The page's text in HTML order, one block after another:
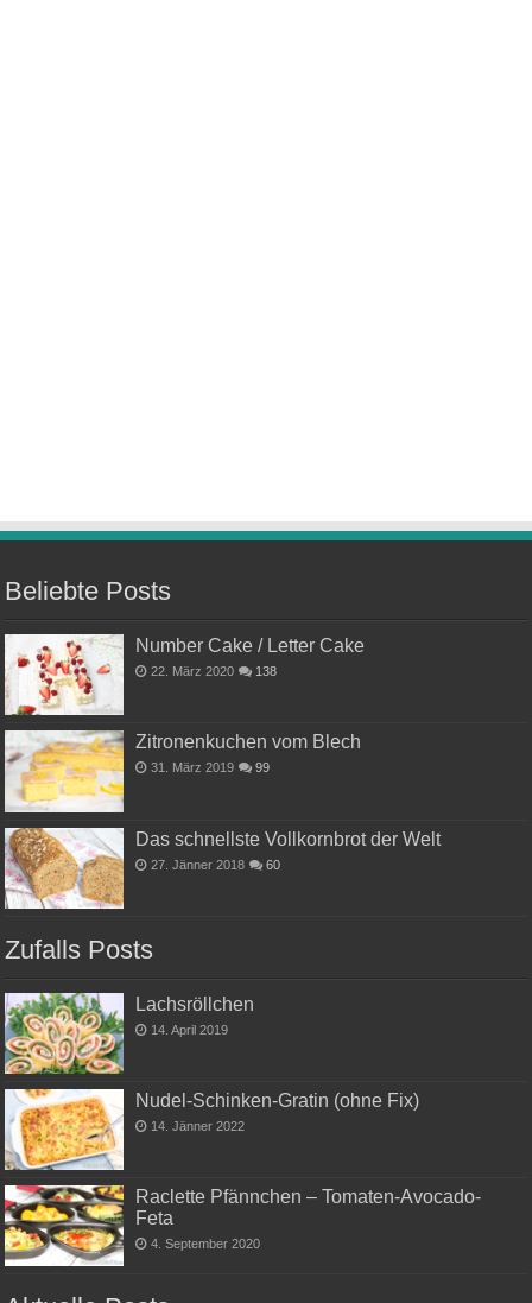
Beliebte Posts
Number Cake / Letter Cake
22. März 2020 138
Zitronenkuchen vom Blech
31. März 2019 99
Das schnellste Vollkornbrot der Welt
27. Jänner 2018 60
Zufalls Posts
Lachsröllchen
14. April 2019
Nudel-Schinken-Gratin (ohne Fix)
14. Jänner 2022
Raclette Pfännchen – Tomaten-Avocado-
Feta
4. September 2020